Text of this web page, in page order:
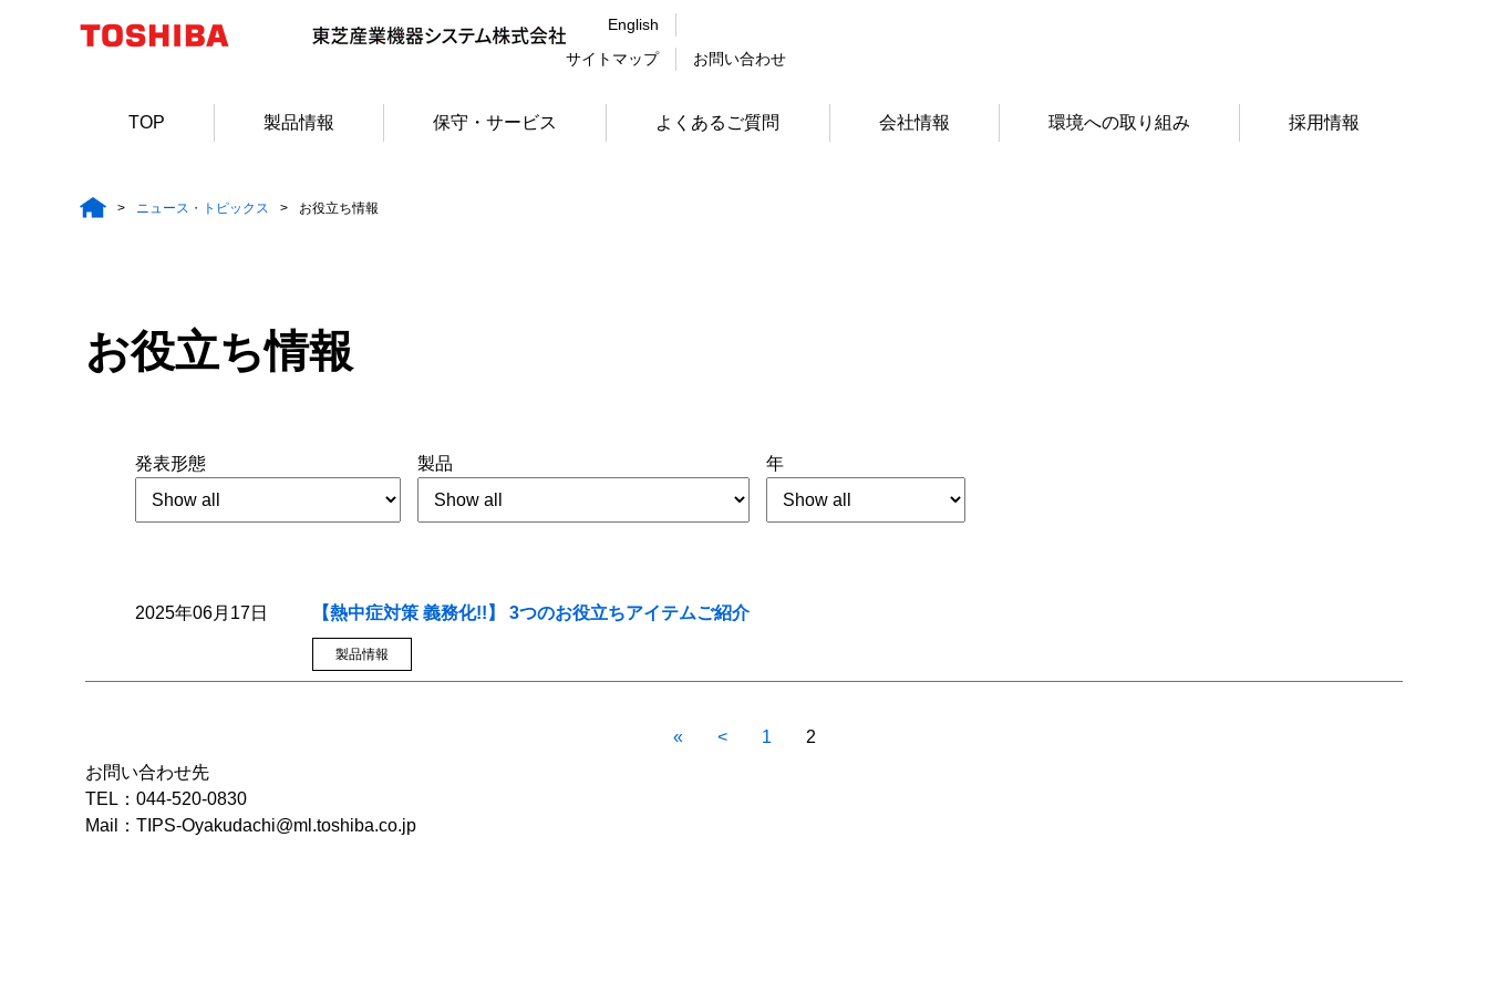
English
サイトマップ
お問い合わせ
TOP 製品情報 保守・サービス よくあるご質問 会社情報 環境への取り組み 採用情報
ニュース・トピックス お役立ち情報
お役立ち情報
発表形態 製品 年
2025年06月17日 【熱中症対策 義務化!!】 3つのお役立ちアイテムご紹介
製品情報
« < 1
2
お問い合わせ先
TEL：044-520-0830
Mail：TIPS-Oyakudachi@ml.toshiba.co.jp